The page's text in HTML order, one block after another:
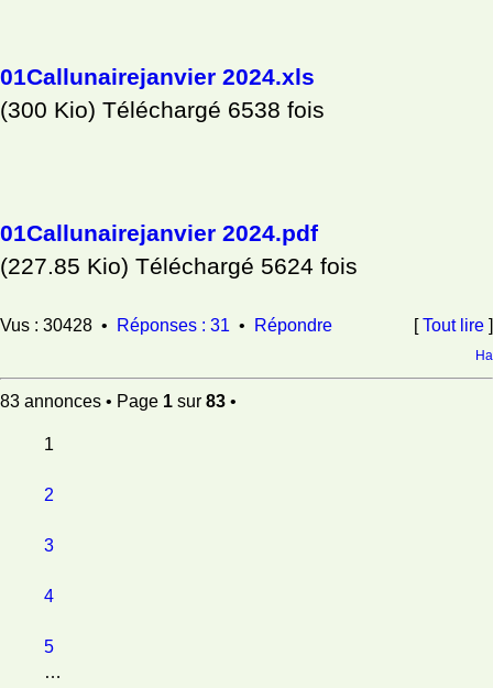
01Callunairejanvier 2024.xls
(300 Kio) Téléchargé 6538 fois
01Callunairejanvier 2024.pdf
(227.85 Kio) Téléchargé 5624 fois
Vus : 30428 • Réponses : 31 • Répondre [Tout lire ]
83 annonces • Page 1 sur 83 •
1
2
3
4
5
…